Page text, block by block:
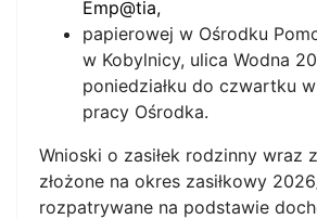
Emp@tia,
papierowej w Ośrodku
w Kobylnicy, ulica Wodna
poniedziałku do czwartku
pracy Ośrodka.
Wnioski o zasiłek rodzinny wraz
złożone na okres zasiłkowy
rozpatrywane na podstawie